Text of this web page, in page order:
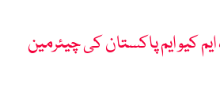
کیو ایم پاکستان کی چیئرمین